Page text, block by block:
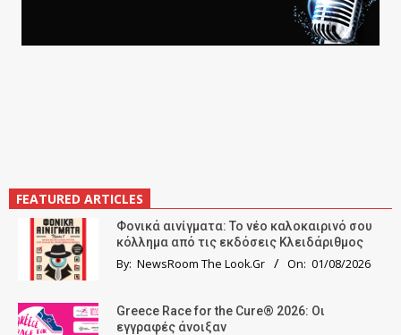
FEATURED ARTICLES
Φονικά αινίγματα: Το νέο καλοκαιρινό σου
κόλλημα από τις εκδόσεις Κλειδάριθμος
By: NewsRoom The Look.Gr On: 01/08/2026
Greece Race for the Cure® 2026: Οι
εγγραφές άνοιξαν